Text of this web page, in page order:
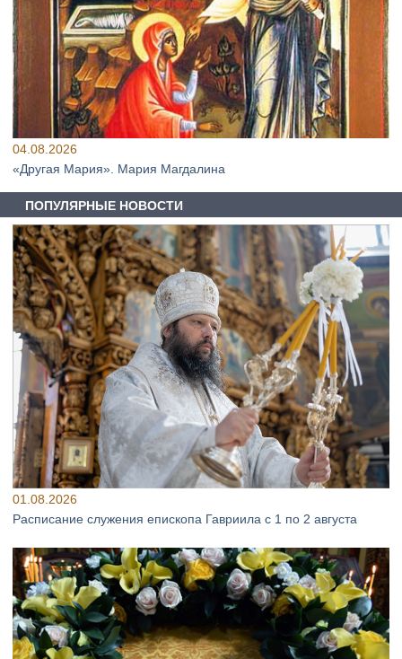
04.08.2026
«Другая Мария». Мария Магдалина
ПОПУЛЯРНЫЕ НОВОСТИ
01.08.2026
Расписание служения епископа Гавриила с 1 по 2 августа